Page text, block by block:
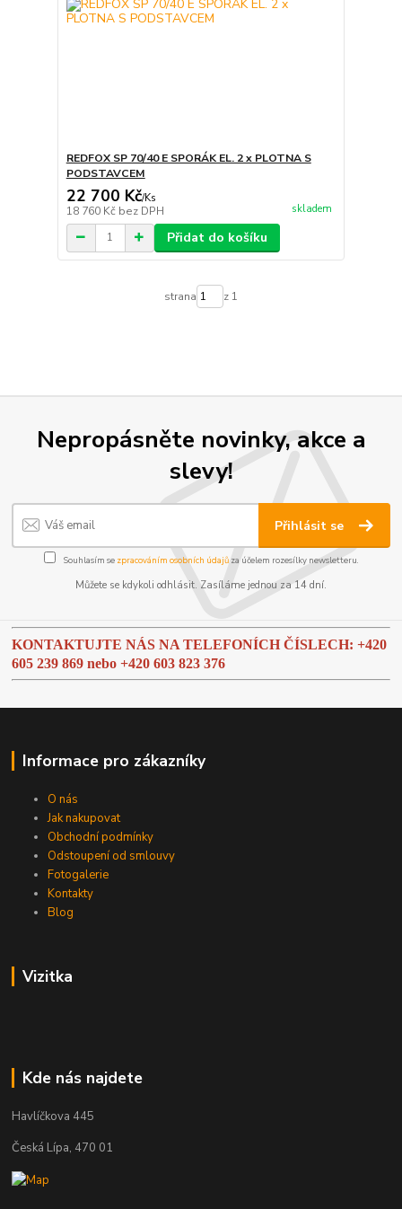
REDFOX SP 70/40 E SPORÁK EL. 2 x PLOTNA S
PODSTAVCEM
22 700 Kč/Ks
18 760 Kč bez DPH skladem
Přidat do košíku
strana z 1
Nepropásněte novinky, akce a
slevy!
Přihlásit se
Souhlasím se zpracováním osobních údajůza účelem rozesílky newsletteru.
Můžete se kdykoli odhlásit. Zasíláme jednou za 14 dní.
KONTAKTUJTE NÁS NA TELEFONÍCH ČÍSLECH: +420
605 239 869 nebo+420 603 823 376
Informace pro zákazníky
O nás
Jak nakupovat
Obchodní podmínky
Odstoupení od smlouvy
Fotogalerie
Kontakty
Blog
Vizitka
Kde nás najdete
Havlíčkova 445
Česká Lípa, 470 01